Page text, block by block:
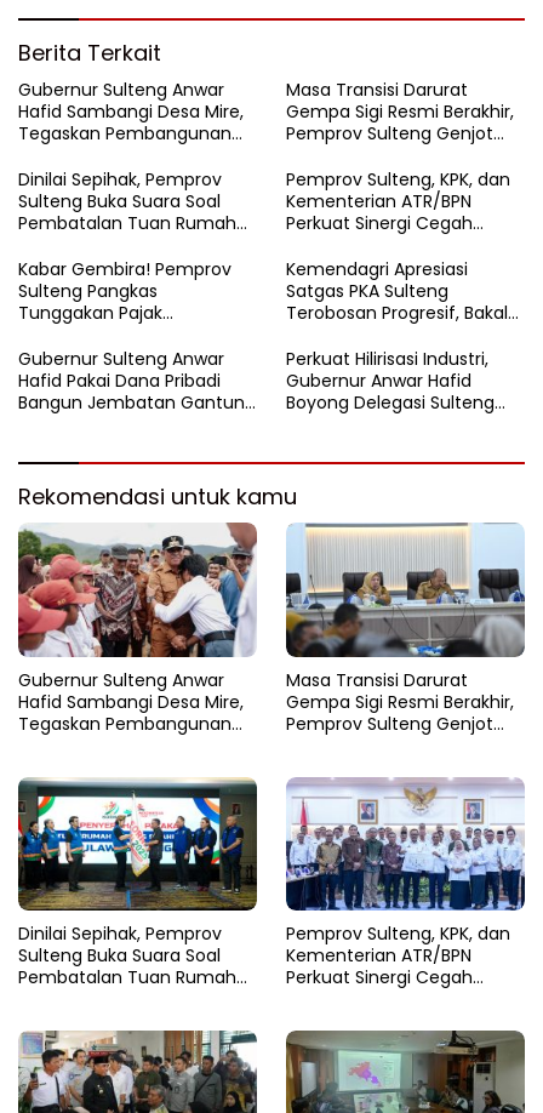
Berita Terkait
Gubernur Sulteng Anwar
Hafid Sambangi Desa Mire,
Tegaskan Pembangunan
Touna
Masa Transisi Darurat
Gempa Sigi Resmi Berakhir,
Pemprov Sulteng Genjot
Dinilai Sepihak, Pemprov
Sulteng Buka Suara Soal
Pembatalan Tuan Rumah
Pemprov Sulteng, KPK, dan
Kementerian ATR/BPN
Perkuat Sinergi Cegah
Kabar Gembira! Pemprov
Sulteng Pangkas
Tunggakan Pajak
Persen
Kemendagri Apresiasi
Satgas PKA Sulteng
Terobosan Progresif, Bakal
Nasional
Gubernur Sulteng Anwar
Hafid Pakai Dana Pribadi
Bangun Jembatan Gantung
Perkuat Hilirisasi Industri,
Gubernur Anwar Hafid
Boyong Delegasi Sulteng
Rekomendasi untuk kamu
Gubernur Sulteng Anwar
Hafid Sambangi Desa Mire,
Tegaskan Pembangunan
Masa Transisi Darurat
Gempa Sigi Resmi Berakhir,
Pemprov Sulteng Genjot
Dinilai Sepihak, Pemprov
Sulteng Buka Suara Soal
Pembatalan Tuan Rumah
Pemprov Sulteng, KPK, dan
Kementerian ATR/BPN
Perkuat Sinergi Cegah